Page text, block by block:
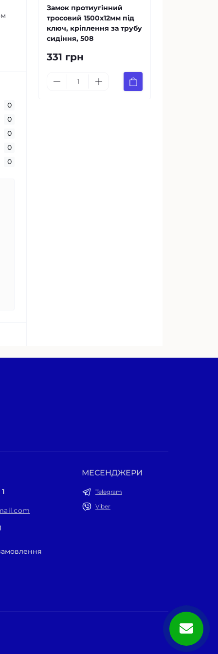
0
0
0
0
0
Замок протиугінний
тросовий 1500х12мм під
ключ, кріплення за трубу
сидіння, 508
331 грн
МЕСЕНДЖЕРИ
Telegram
Viber